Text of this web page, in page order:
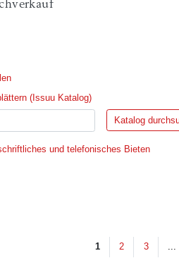
(Issuu Katalog)
und telefonisches Bieten
1 2 3 ...